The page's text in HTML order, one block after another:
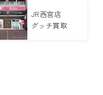
JR西宮店
グッチ買取